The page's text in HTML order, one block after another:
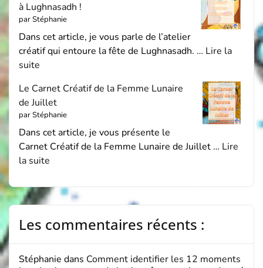
à Lughnasadh !
par Stéphanie
Dans cet article, je vous parle de l’atelier
créatif qui entoure la fête de Lughnasadh. … Lire la
suite
Le Carnet Créatif de la Femme Lunaire
de Juillet
par Stéphanie
Dans cet article, je vous présente le
Carnet Créatif de la Femme Lunaire de Juillet … Lire
la suite
Les commentaires récents :
Stéphanie dans Comment identifier les 12 moments